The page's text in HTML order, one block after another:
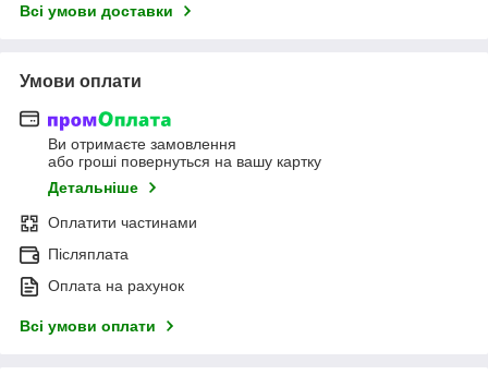
Всі умови доставки
Умови оплати
Ви отримаєте замовлення
або гроші повернуться на вашу картку
Детальніше
Оплатити частинами
Післяплата
Оплата на рахунок
Всі умови оплати